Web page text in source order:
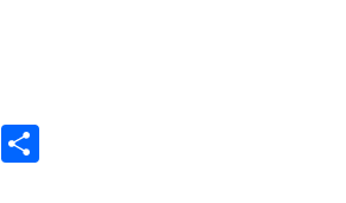
WhatsApp